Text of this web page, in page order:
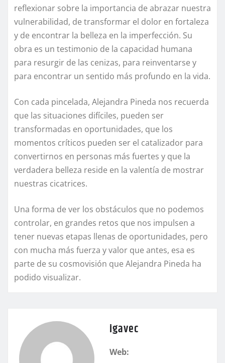
reflexionar sobre la importancia de abrazar nuestra
vulnerabilidad, de transformar el dolor en fortaleza
y de encontrar la belleza en la imperfección. Su
obra es un testimonio de la capacidad humana
para resurgir de las cenizas, para reinventarse y
para encontrar un sentido más profundo en la vida.
Con cada pincelada, Alejandra Pineda nos recuerda
que las situaciones difíciles, pueden ser
transformadas en oportunidades, que los
momentos críticos pueden ser el catalizador para
convertirnos en personas más fuertes y que la
verdadera belleza reside en la valentía de mostrar
nuestras cicatrices.
Una forma de ver los obstáculos que no podemos
controlar, en grandes retos que nos impulsen a
tener nuevas etapas llenas de oportunidades, pero
con mucha más fuerza y valor que antes, esa es
parte de su cosmovisión que Alejandra Pineda ha
podido visualizar.
igavec
Web: